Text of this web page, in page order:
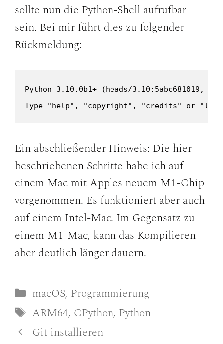
sollte nun die Python-Shell aufrufbar
sein. Bei mir führt dies zu folgender
Rückmeldung:
Python 3.10.0b1+ (heads/3.10:5abc681019,
Type "help", "copyright", "credits" or
Ein abschließender Hinweis: Die hier
beschriebenen Schritte habe ich auf
einem Mac mit Apples neuem M1-Chip
vorgenommen. Es funktioniert aber auch
auf einem Intel-Mac. Im Gegensatz zu
einem M1-Mac, kann das Kompilieren
aber deutlich länger dauern.
Kategorien
macOS, Programmierung
Schlagwörter
ARM64, CPython, Python
Git installieren